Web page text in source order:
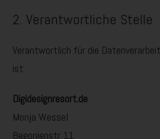
2. Verantwortliche Stelle
Verantwortlich für die
ist:
Digidesignresort.de
Monja Wessel
Begonienstr. 11